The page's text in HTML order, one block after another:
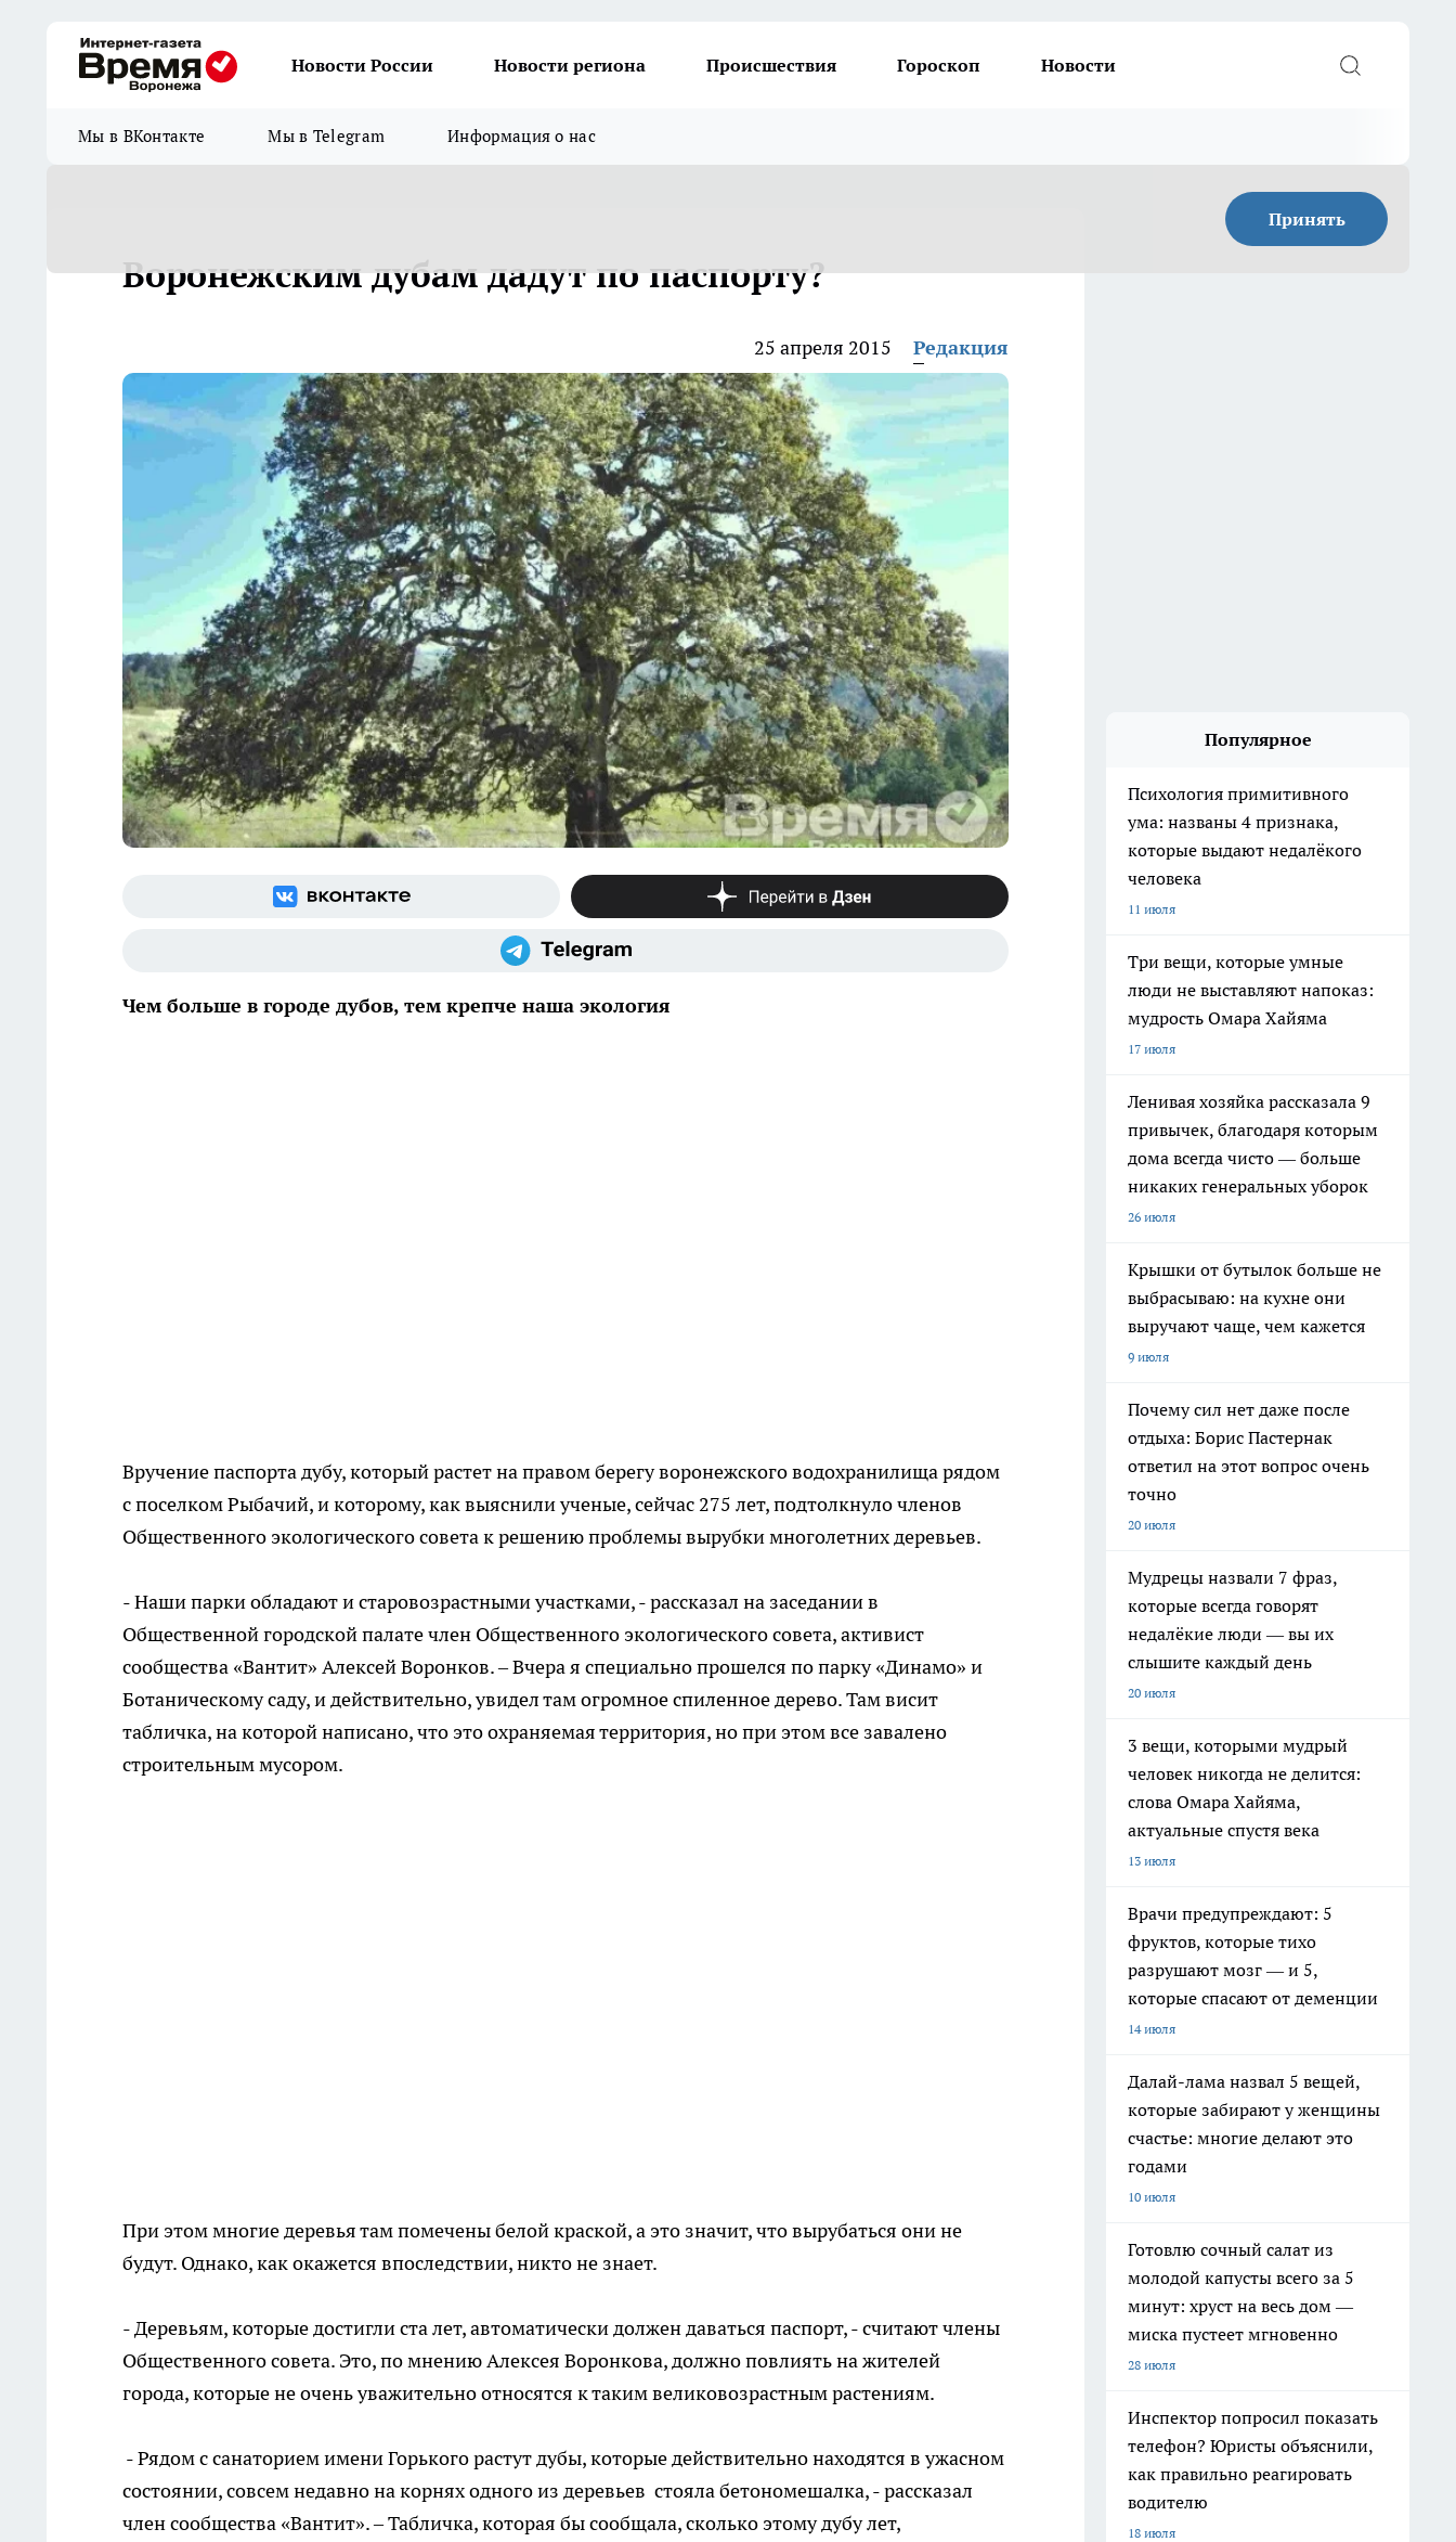
Новости России Новости региона Происшествия Гороскоп Новости
Мы в ВКонтакте Мы в Telegram Информация о нас
Принять
Воронежским дубам дадут по паспорту?
25 апреля 2015 Редакция
Чем больше в городе дубов, тем крепче наша экология
Вручение паспорта дубу, который растет на правом берегу воронежского водохранилища рядом
с поселком Рыбачий, и которому, как выяснили ученые, сейчас 275 лет, подтолкнуло членов
Общественного экологического совета к решению проблемы вырубки многолетних деревьев.
- Наши парки обладают и старовозрастными участками, - рассказал на заседании в
Общественной городской палате член Общественного экологического совета, активист
сообщества «Вантит» Алексей Воронков. – Вчера я специально прошелся по парку «Динамо» и
Ботаническому саду, и действительно, увидел там огромное спиленное дерево. Там висит
табличка, на которой написано, что это охраняемая территория, но при этом все завалено
строительным мусором.
При этом многие деревья там помечены белой краской, а это значит, что вырубаться они не
будут. Однако, как окажется впоследствии, никто не знает.
- Деревьям, которые достигли ста лет, автоматически должен даваться паспорт, - считают члены
Общественного совета. Это, по мнению Алексея Воронкова, должно повлиять на жителей
города, которые не очень уважительно относятся к таким великовозрастным растениям.
- Рядом с санаторием имени Горького растут дубы, которые действительно находятся в ужасном
состоянии, совсем недавно на корнях одного из деревьев стояла бетономешалка, - рассказал
член сообщества «Вантит». – Табличка, которая бы сообщала, сколько этому дубу лет,
Популярное
Психология примитивного
ума: названы 4 признака,
которые выдают недалёкого
человека
11 июля
Три вещи, которые умные
люди не выставляют напоказ:
мудрость Омара Хайяма
17 июля
Ленивая хозяйка рассказала 9
привычек, благодаря которым
дома всегда чисто — больше
никаких генеральных уборок
26 июля
Крышки от бутылок больше не
выбрасываю: на кухне они
выручают чаще, чем кажется
9 июля
Почему сил нет даже после
отдыха: Борис Пастернак
ответил на этот вопрос очень
точно
20 июля
Мудрецы назвали 7 фраз,
которые всегда говорят
недалёкие люди — вы их
слышите каждый день
20 июля
3 вещи, которыми мудрый
человек никогда не делится:
слова Омара Хайяма,
актуальные спустя века
13 июля
Врачи предупреждают: 5
фруктов, которые тихо
разрушают мозг — и 5,
которые спасают от деменции
14 июля
Далай-лама назвал 5 вещей,
которые забирают у женщины
счастье: многие делают это
годами
10 июля
Готовлю сочный салат из
молодой капусты всего за 5
минут: хруст на весь дом —
миска пустеет мгновенно
28 июля
Инспектор попросил показать
телефон? Юристы объяснили,
как правильно реагировать
водителю
18 июля